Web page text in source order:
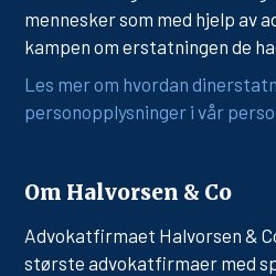
mennesker som med hjelp av
kampen om erstatningen de
Les mer om hvordan
personopplysninger i vår
Om Halvorsen & Co
Advokatfirmaet Halvorsen &
største advokatfirmaer med